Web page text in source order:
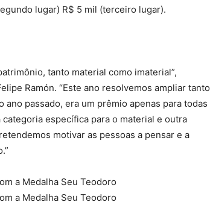
lugar) R$ 5 mil (terceiro lugar).
tanto material como imaterial”,
Ramón. “Este ano resolvemos ampliar tanto
passado, era um prêmio apenas para todas
específica para o material e outra
motivar as pessoas a pensar e a
a Medalha Seu Teodoro
a Medalha Seu Teodoro